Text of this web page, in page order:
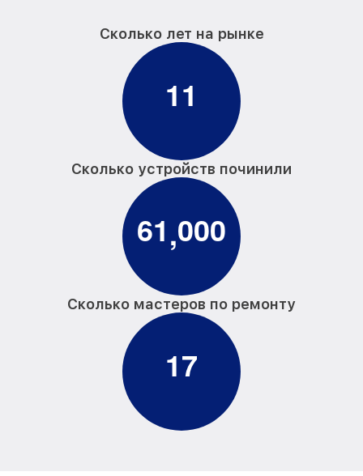
Сколько лет на рынке
11
Сколько устройств починили
61,000
Сколько мастеров по ремонту
17